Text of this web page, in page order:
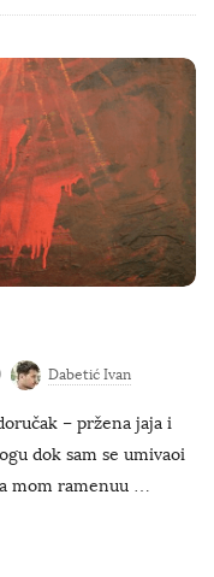
Dabetić Ivan
– pržena jaja i
dok sam se umivaoi
mom ramenuu …